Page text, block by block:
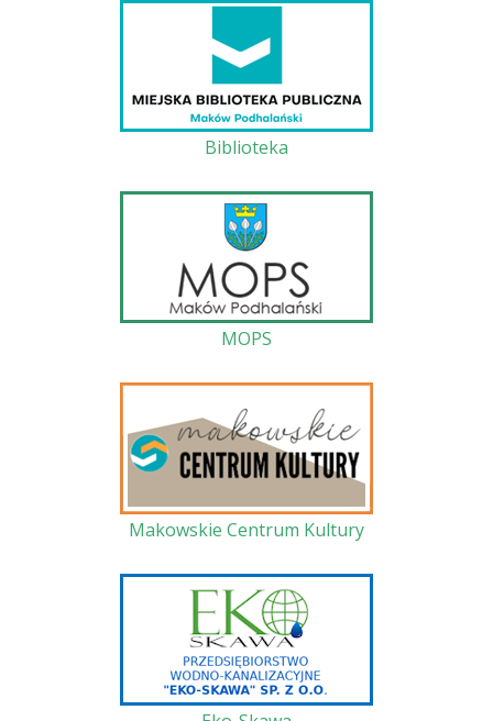
Biblioteka
MOPS
Makowskie Centrum Kultury